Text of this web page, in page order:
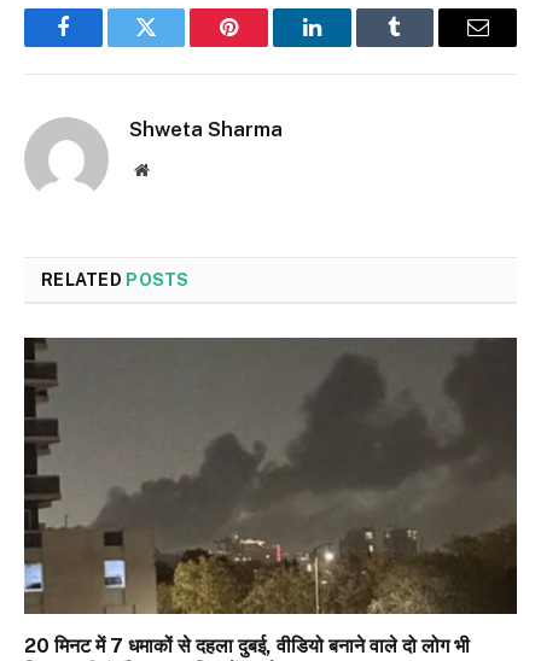
FacebookTwitter Pinterest LinkedInTumblr Email
Shweta Sharma
Website
RELATED POSTS
20 मिनट में 7 धमाकों से दहला दुबई, वीडियो बनाने वाले दो लोग भी